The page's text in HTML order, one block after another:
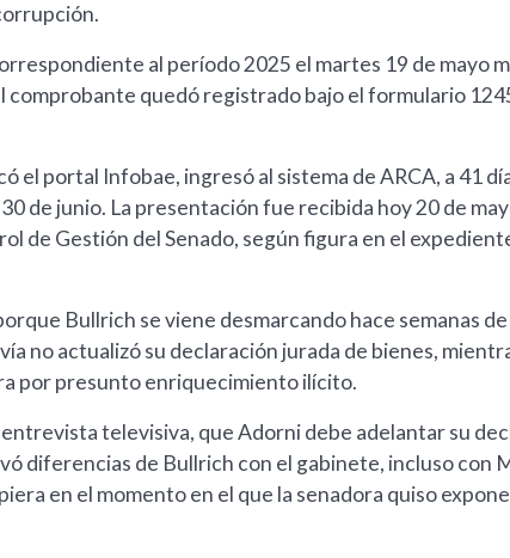
al período 2025 el martes 19 de mayo
comprobante quedó registrado bajo el formulario
el portal Infobae, ingresó al sistema de ARCA, a 41
de junio. La presentación fue recibida hoy 20 de
de Gestión del Senado, según figura en el
Bullrich se viene desmarcando hace semanas
no actualizó su declaración jurada de bienes,
por presunto enriquecimiento ilícito.
televisiva, que Adorni debe adelantar su
diferencias de Bullrich con el gabinete, incluso con
en el momento en el que la senadora quiso